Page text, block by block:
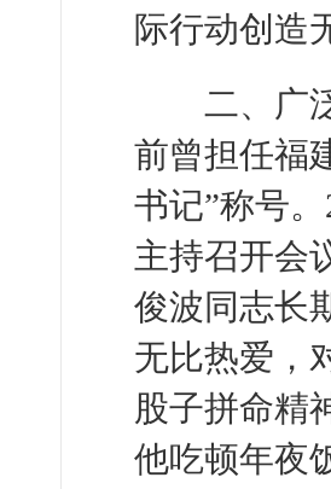
际行动创造
二、广泛
前曾担任福
书记”称号
主持召开会
俊波同志长
无比热爱，
股子拼命精
他吃顿年夜